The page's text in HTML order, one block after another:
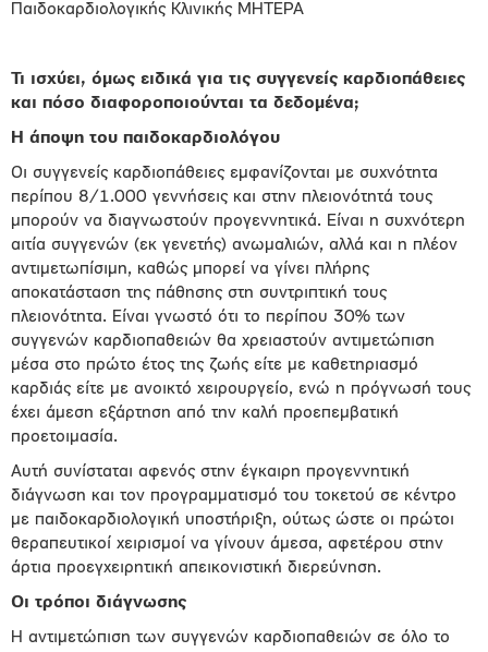
Παιδοκαρδιολογικής Κλινικής ΜΗΤΕΡΑ
Τι ισχύει, όμως ειδικά για τις συγγενείς καρδιοπάθειες
και πόσο διαφοροποιούνται τα δεδομένα;
Η άποψη του παιδοκαρδιολόγου
Οι συγγενείς καρδιοπάθειες εμφανίζονται με συχνότητα
περίπου 8/1.000 γεννήσεις και στην πλειονότητά τους
μπορούν να διαγνωστούν προγεννητικά. Είναι η συχνότερη
αιτία συγγενών (εκ γενετής) ανωμαλιών, αλλά και η πλέον
αντιμετωπίσιμη, καθώς μπορεί να γίνει πλήρης
αποκατάσταση της πάθησης στη συντριπτική τους
πλειονότητα. Είναι γνωστό ότι το περίπου 30% των
συγγενών καρδιοπαθειών θα χρειαστούν αντιμετώπιση
μέσα στο πρώτο έτος της ζωής είτε με καθετηριασμό
καρδιάς είτε με ανοικτό χειρουργείο, ενώ η πρόγνωσή τους
έχει άμεση εξάρτηση από την καλή προεπεμβατική
προετοιμασία.
Αυτή συνίσταται αφενός στην έγκαιρη προγεννητική
διάγνωση και τον προγραμματισμό του τοκετού σε κέντρο
με παιδοκαρδιολογική υποστήριξη, ούτως ώστε οι πρώτοι
θεραπευτικοί χειρισμοί να γίνουν άμεσα, αφετέρου στην
άρτια προεγχειρητική απεικονιστική διερεύνηση.
Οι τρόποι διάγνωσης
H αντιμετώπιση των συγγενών καρδιοπαθειών σε όλο το